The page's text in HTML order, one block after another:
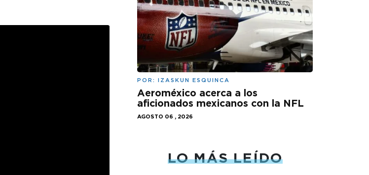
POR: IZASKUN ESQUINCA
Aeroméxico acerca a los
aficionados mexicanos con la NFL
AGOSTO 06 , 2026
LO MÁS LEÍDO